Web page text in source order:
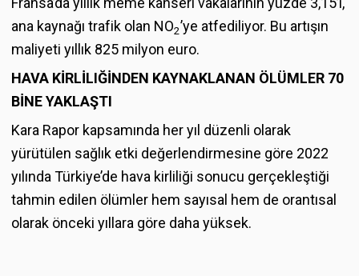
ana kaynağı trafik olan NO2’ye atfediliyor. Bu artışın
maliyeti yıllık 825 milyon euro.
HAVA KİRLİLIĞİNDEN KAYNAKLANAN ÖLÜMLER 70
BİNE YAKLAŞTI
Kara Rapor kapsamında her yıl düzenli olarak
yürütülen sağlık etki değerlendirmesine göre 2022
yılında Türkiye’de hava kirliliği sonucu gerçekleştiği
tahmin edilen ölümler hem sayısal hem de orantısal
olarak önceki yıllara göre daha yüksek.